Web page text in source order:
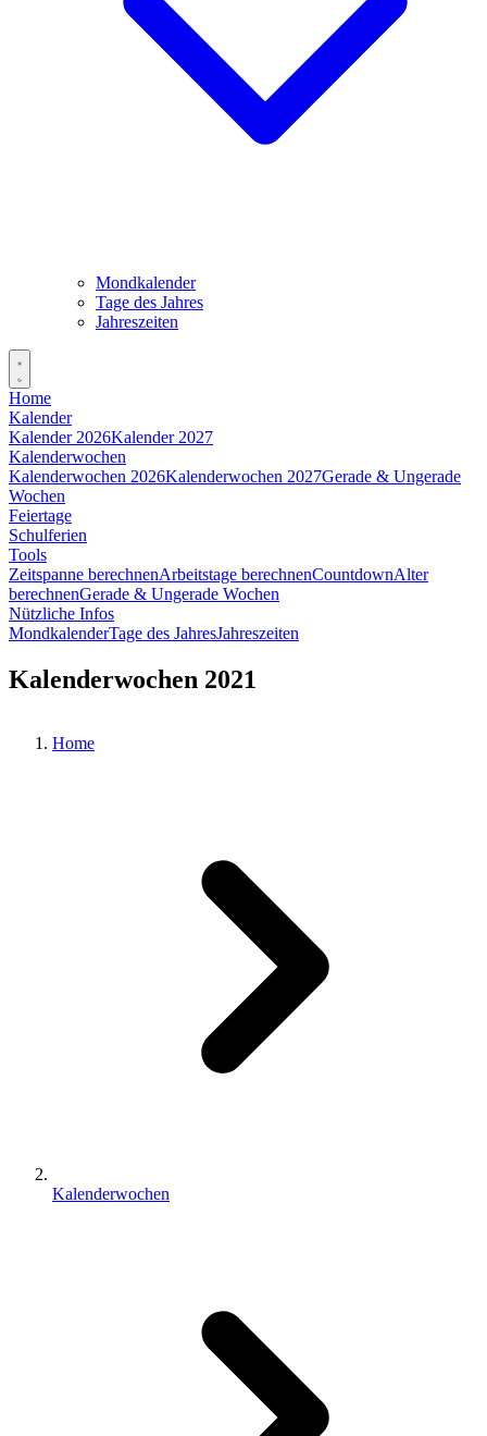
Mondkalender
Tage des Jahres
Jahreszeiten
Home
Kalender
Kalender 2026Kalender 2027
Kalenderwochen
Kalenderwochen 2026Kalenderwochen 2027Gerade & Ungerade
Wochen
Feiertage
Schulferien
Tools
Zeitspanne berechnenArbeitstage berechnenCountdownAlter
berechnenGerade & Ungerade Wochen
Nützliche Infos
MondkalenderTage des JahresJahreszeiten
Kalenderwochen 2021
Home
Kalenderwochen